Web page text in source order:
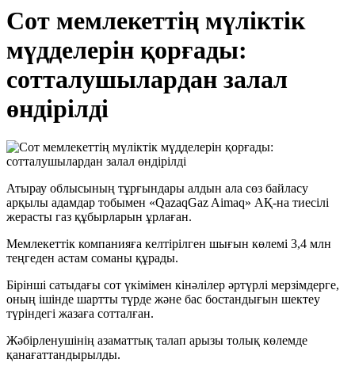
Cот мемлекеттің мүліктік
мүдделерін қорғады:
сотталушылардан залал
өндірілді
Атырау облысының тұрғындары алдын ала сөз байласу
арқылы адамдар тобымен «QazaqGaz Aimaq» АҚ-на тиесілі
жерасты газ құбырларын ұрлаған.
Мемлекеттік компанияға келтірілген шығын көлемі 3,4 млн
теңгеден астам соманы құрады.
Бірінші сатыдағы сот үкімімен кінәлілер әртүрлі мерзімдерге,
оның ішінде шартты түрде және бас бостандығын шектеу
түріндегі жазаға сотталған.
Жәбірленушінің азаматтық талап арызы толық көлемде
қанағаттандырылды.